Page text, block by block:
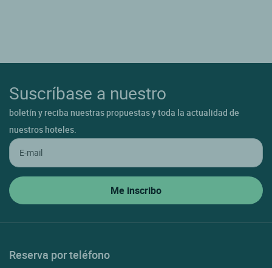
Suscríbase a nuestro
boletín y reciba nuestras propuestas y toda la actualidad de
nuestros hoteles.
Reserva por teléfono